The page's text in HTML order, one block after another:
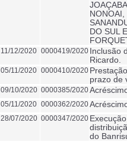
DO SUL
11/12/2020 0000419/2020 Inclusão
Ricardo.
05/11/2020 0000410/2020
prazo de
09/10/2020 0000385/2020
05/11/2020 0000362/2020
28/07/2020 0000347/2020
do